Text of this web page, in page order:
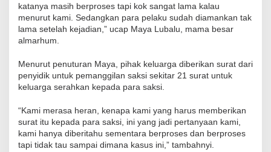
katanya masih berproses tapi kok sangat lama kalau
menurut kami. Sedangkan para pelaku sudah diamankan tak
lama setelah kejadian,” ucap Maya Lubalu, mama besar
almarhum.
Menurut penuturan Maya, pihak keluarga diberikan surat dari
penyidik untuk pemanggilan saksi sekitar 21 surat untuk
keluarga serahkan kepada para saksi.
“Kami merasa heran, kenapa kami yang harus memberikan
surat itu kepada para saksi, ini yang jadi pertanyaan kami,
kami hanya diberitahu sementara berproses dan berproses
tapi tidak tau sampai dimana kasus ini,” tambahnyi.